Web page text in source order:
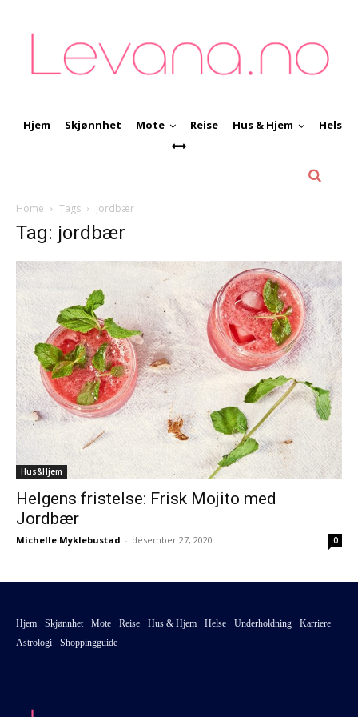
Hjem Skjønnhet Mote Reise Hus & Hjem Helse
Home Tags Jordbær
Tag: jordbær
Hus&Hjem
Helgens fristelse: Frisk Mojito med
Jordbær
Michelle Myklebustad - desember 27, 2020 0
Hjem Skjønnhet Mote Reise Hus & Hjem Helse Underholdning
Karriere
Astrologi
Shoppingguide